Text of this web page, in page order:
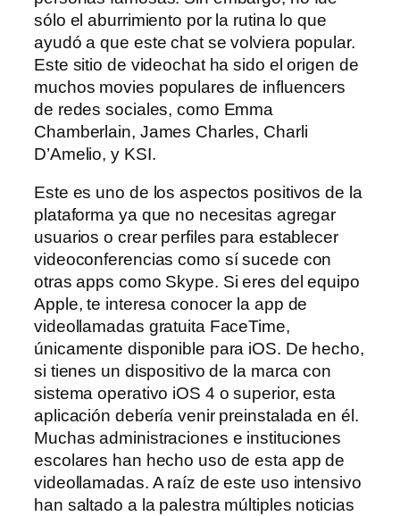
sólo el aburrimiento por la rutina lo que
ayudó a que este chat se volviera popular.
Este sitio de videochat ha sido el origen de
muchos movies populares de influencers
de redes sociales, como Emma
Chamberlain, James Charles, Charli
D’Amelio, y KSI.
Este es uno de los aspectos positivos de la
plataforma ya que no necesitas agregar
usuarios o crear perfiles para establecer
videoconferencias como sí sucede con
otras apps como Skype. Si eres del equipo
Apple, te interesa conocer la app de
videollamadas gratuita FaceTime,
únicamente disponible para iOS. De hecho,
si tienes un dispositivo de la marca con
sistema operativo iOS 4 o superior, esta
aplicación debería venir preinstalada en él.
Muchas administraciones e instituciones
escolares han hecho uso de esta app de
videollamadas. A raíz de este uso intensivo
han saltado a la palestra múltiples noticias